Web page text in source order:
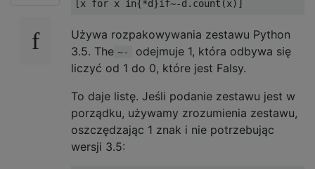
[x for x in{*d}if~-d . count (x)]
Używa rozpakowywania zestawu Python
3.5. The ~-
odejmuje 1, która odbywa się
liczyć od 1 do 0, które jest Falsy.
To daje listę. Jeśli podanie zestawu jest w
porządku, używamy zrozumienia zestawu,
oszczędzając 1 znak i nie potrzebując
wersji 3.5: